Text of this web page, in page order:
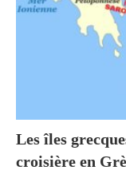
Les îles
croisière en